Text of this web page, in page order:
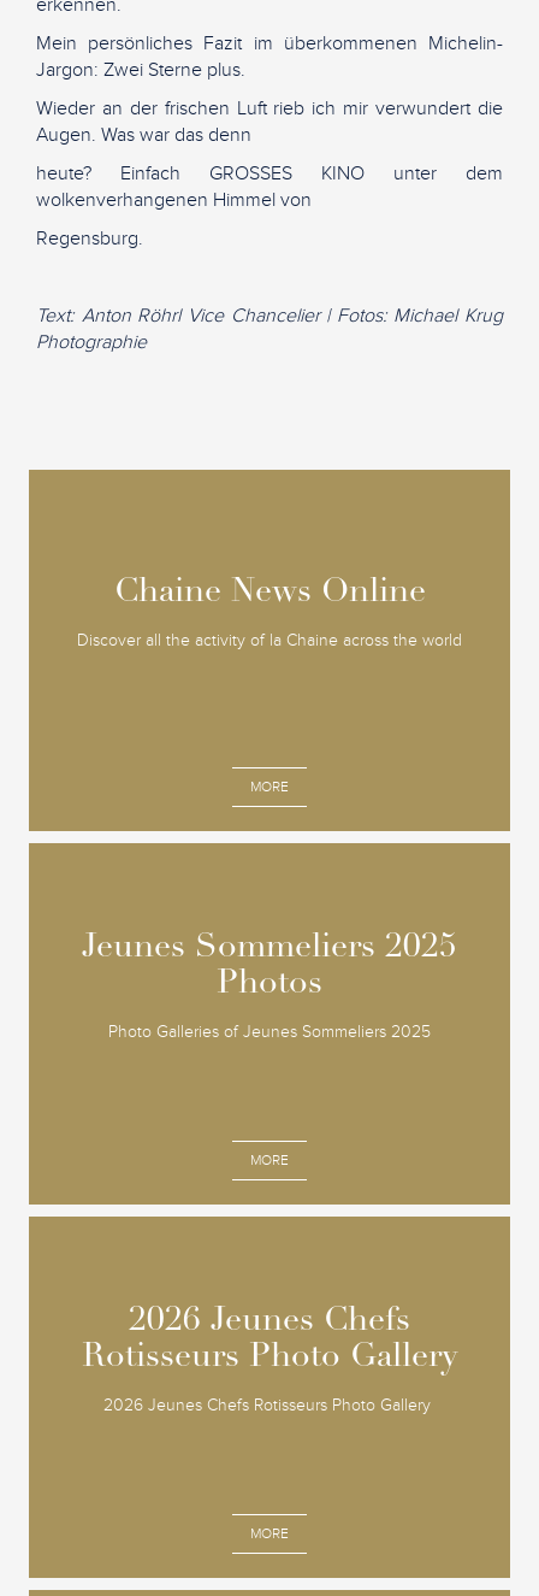
erkennen.
Mein persönliches Fazit im überkommenen Michelin-
Jargon: Zwei Sterne plus.
Wieder an der frischen Luft rieb ich mir verwundert die
Augen. Was war das denn
heute? Einfach GROSSES KINO unter dem
wolkenverhangenen Himmel von
Regensburg.
Text: Anton Röhrl Vice Chancelier | Fotos: Michael Krug
Photographie
Chaine News Online
Discover all the activity of la Chaine across the world
MORE
Chaine News Online
Jeunes Sommeliers 2025
Photos
Photo Galleries of Jeunes Sommeliers 2025
MORE
Jeunes Sommeliers 2025
Photos
2026 Jeunes Chefs
Rotisseurs Photo Gallery
2026 Jeunes Chefs Rotisseurs Photo Gallery
MORE
2026 Jeunes Chefs
Rotisseurs Photo Gallery